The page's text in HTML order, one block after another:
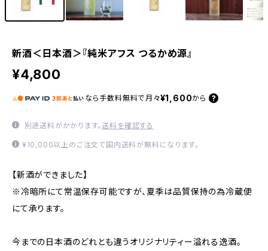
新酒＜日本酒＞『純米アフス つるかめ源』
¥4,800
なら 手数料無料で 月々¥1,600から
別途送料がかかります。送料を確認する
¥10,000以上のご注文で国内送料が無料になります。
【新酒ができました】
※冷暗所にて常温保存可能ですが、夏季は品質保持の為冷蔵便
にて承ります。
今までの日本酒のどれとも違うオリジナリティー溢れる逸酒。